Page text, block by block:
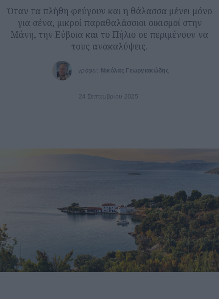
Όταν τα πλήθη φεύγουν και η θάλασσα μένει μόνο
για σένα, μικροί παραθαλάσσιοι οικισμοί στην
Μάνη, την Εύβοια και το Πήλιο σε περιμένουν να
τους ανακαλύψεις.
γράφει: Νικόλας Γεωργιακώδης
24 Σεπτεμβρίου 2025